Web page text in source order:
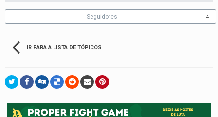
Seguidores 4
IR PARA A LISTA DE TÓPICOS